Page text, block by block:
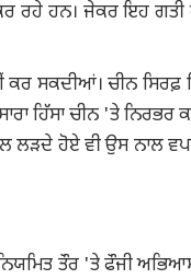
ਹਨ। ਜੇਕਰ ਇਹ ਗਤੀ
ਸਕਦੀਆਂ। ਚੀਨ ਸਿਰਫ਼
ਹਿੱਸਾ ਚੀਨ 'ਤੇ ਨਿਰਭਰ
ਲੜਦੇ ਹੋਏ ਵੀ ਉਸ ਨਾਲ
ਤੌਰ 'ਤੇ ਫੌਜੀ